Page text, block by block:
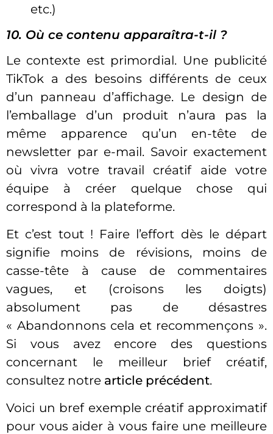
etc.)
10. Où ce contenu apparaîtra-t-il ?
Le contexte est primordial. Une publicité
TikTok a des besoins différents de ceux
d’un panneau d’affichage. Le design de
l’emballage d’un produit n’aura pas la
même apparence qu’un en-tête de
newsletter par e-mail. Savoir exactement
où vivra votre travail créatif aide votre
équipe à créer quelque chose qui
correspond à la plateforme.
Et c’est tout ! Faire l’effort dès le départ
signifie moins de révisions, moins de
casse-tête à cause de commentaires
vagues, et (croisons les doigts)
absolument pas de désastres
« Abandonnons cela et recommençons ».
Si vous avez encore des questions
concernant le meilleur brief créatif,
consultez notre article précédent.
Voici un bref exemple créatif approximatif
pour vous aider à vous faire une meilleure